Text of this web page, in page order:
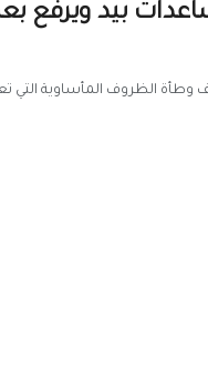
بيد ويرفع